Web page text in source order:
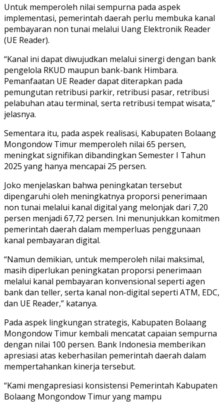
Untuk memperoleh nilai sempurna pada aspek
implementasi, pemerintah daerah perlu membuka kanal
pembayaran non tunai melalui Uang Elektronik Reader
(UE Reader).
“Kanal ini dapat diwujudkan melalui sinergi dengan bank
pengelola RKUD maupun bank-bank Himbara.
Pemanfaatan UE Reader dapat diterapkan pada
pemungutan retribusi parkir, retribusi pasar, retribusi
pelabuhan atau terminal, serta retribusi tempat wisata,”
jelasnya.
Sementara itu, pada aspek realisasi, Kabupaten Bolaang
Mongondow Timur memperoleh nilai 65 persen,
meningkat signifikan dibandingkan Semester I Tahun
2025 yang hanya mencapai 25 persen.
Joko menjelaskan bahwa peningkatan tersebut
dipengaruhi oleh meningkatnya proporsi penerimaan
non tunai melalui kanal digital yang melonjak dari 7,20
persen menjadi 67,72 persen. Ini menunjukkan komitmen
pemerintah daerah dalam memperluas penggunaan
kanal pembayaran digital.
“Namun demikian, untuk memperoleh nilai maksimal,
masih diperlukan peningkatan proporsi penerimaan
melalui kanal pembayaran konvensional seperti agen
bank dan teller, serta kanal non-digital seperti ATM, EDC,
dan UE Reader,” katanya.
Pada aspek lingkungan strategis, Kabupaten Bolaang
Mongondow Timur kembali mencatat capaian sempurna
dengan nilai 100 persen. Bank Indonesia memberikan
apresiasi atas keberhasilan pemerintah daerah dalam
mempertahankan kinerja tersebut.
“Kami mengapresiasi konsistensi Pemerintah Kabupaten
Bolaang Mongondow Timur yang mampu